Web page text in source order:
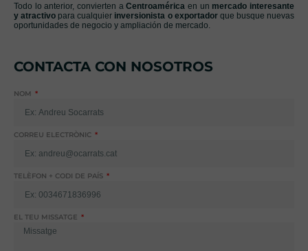
Todo lo anterior, convierten aCentroamérica en un mercado interesante
y atractivo para cualquier inversionista o exportadorque busque nuevas
oportunidades de negocio y ampliación de mercado.
CONTACTA CON NOSOTROS
NOM
CORREU ELECTRÒNIC
TELÈFON + CODI DE PAÍS
EL TEU MISSATGE